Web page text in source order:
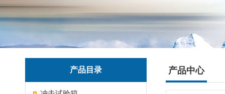
产品目录 产品中心